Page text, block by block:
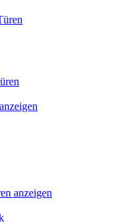
anzeigen